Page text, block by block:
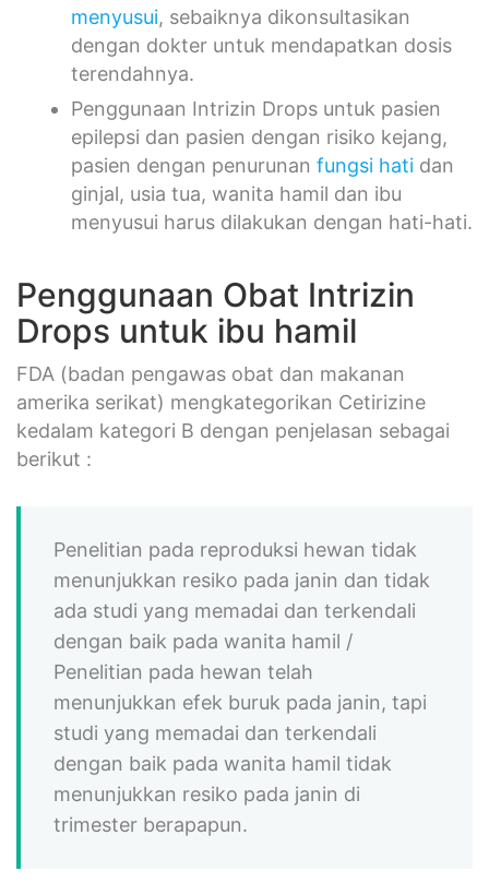
menyusui, sebaiknya dikonsultasikan
dengan dokter untuk mendapatkan dosis
terendahnya.
Penggunaan Intrizin Drops untuk pasien
epilepsi dan pasien dengan risiko kejang,
pasien dengan penurunan fungsi hati dan
ginjal, usia tua, wanita hamil dan ibu
menyusui harus dilakukan dengan hati-hati.
Penggunaan Obat Intrizin
Drops untuk ibu hamil
FDA (badan pengawas obat dan makanan
amerika serikat) mengkategorikan Cetirizine
kedalam kategori B dengan penjelasan sebagai
berikut :
Penelitian pada reproduksi hewan tidak
menunjukkan resiko pada janin dan tidak
ada studi yang memadai dan terkendali
dengan baik pada wanita hamil /
Penelitian pada hewan telah
menunjukkan efek buruk pada janin, tapi
studi yang memadai dan terkendali
dengan baik pada wanita hamil tidak
menunjukkan resiko pada janin di
trimester berapapun.